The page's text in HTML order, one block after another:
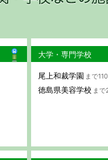
大学・専門学校
尾上和裁学園 まで
徳島県美容学校 ま